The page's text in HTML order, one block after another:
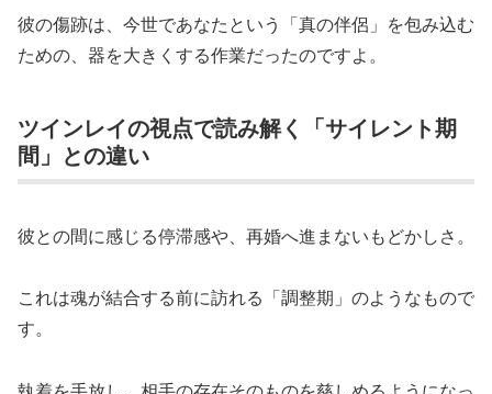
彼の傷跡は、今世であなたという「真の伴侶」を包み込む
ための、器を大きくする作業だったのですよ。
ツインレイの視点で読み解く「サイレント期
間」との違い
彼との間に感じる停滞感や、再婚へ進まないもどかしさ。
これは魂が結合する前に訪れる「調整期」のようなもので
す。